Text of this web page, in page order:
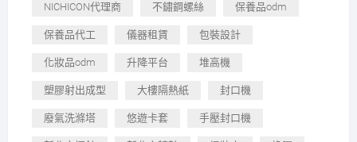
NICHICON代理商 不鏽鋼螺絲 保養品odm
保養品代工 儀器租賃 包裝設計
化妝品odm 升降平台 堆高機
塑膠射出成型 大樓隔熱紙 封口機
廢氣洗滌塔 悠遊卡套 手壓封口機